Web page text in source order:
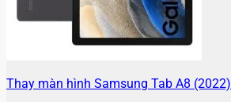
Thay màn hình Samsung Tab A8 (2022)